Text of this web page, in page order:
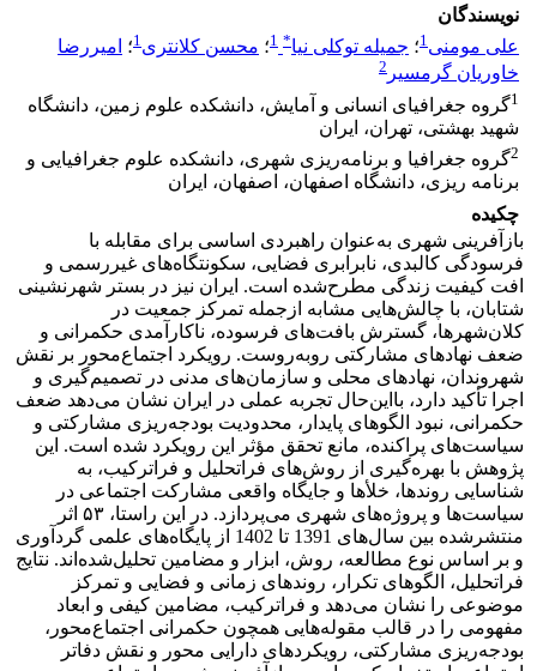
نویسندگان
علی مومنی1؛ جمیله توکلی نیا*
1؛ محسن کلانتری1؛ امیررضا
خاوریان گرمسیر 2
1گروه جغرافیای انسانی و آمایش، دانشکده علوم زمین، دانشگاه
شهید بهشتی، تهران، ایران
2گروه جغرافیا و برنامه‌ریزی شهری، دانشکده علوم جغرافیایی و
برنامه ریزی، دانشگاه اصفهان، اصفهان، ایران
چکیده
بازآفرینی شهری به‌عنوان راهبردی اساسی برای مقابله با
فرسودگی کالبدی، نابرابری فضایی، سکونتگاه‌های غیررسمی و
افت کیفیت زندگی مطرح‌شده است. ایران نیز در بستر شهرنشینی
شتابان، با چالش‌هایی مشابه ازجمله تمرکز جمعیت در
کلان‌شهرها، گسترش بافت‌های فرسوده، ناکارآمدی حکمرانی و
ضعف نهادهای مشارکتی روبه‌روست. رویکرد اجتماع‌محور بر نقش
شهروندان، نهادهای محلی و سازمان‌های مدنی در تصمیم‌گیری و
اجرا تأکید دارد، بااین‌حال تجربه عملی در ایران نشان می‌دهد ضعف
حکمرانی، نبود الگوهای پایدار، محدودیت بودجه‌ریزی مشارکتی و
سیاست‌های پراکنده، مانع تحقق مؤثر این رویکرد شده است. این
پژوهش با بهره‌گیری از روش‌های فراتحلیل و فراترکیب، به
شناسایی روندها، خلأها و جایگاه واقعی مشارکت اجتماعی در
سیاست‌ها و پروژه‌های شهری می‌پردازد. در این راستا، ۵۳ اثر
منتشرشده بین سال‌های 1391 تا 1402 از پایگاه‌های علمی گردآوری
و بر اساس نوع مطالعه، روش، ابزار و مضامین تحلیل‌شده‌اند. نتایج
فراتحلیل، الگوهای تکرار، روندهای زمانی و فضایی و تمرکز
موضوعی را نشان می‌دهد و فراترکیب، مضامین کیفی و ابعاد
مفهومی را در قالب مقوله‌هایی همچون حکمرانی اجتماع‌محور،
بودجه‌ریزی مشارکتی، رویکردهای دارایی محور و نقش دفاتر